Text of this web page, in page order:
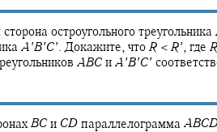
остроугольного треугольника
A′B′C′. Докажите, что R < R′, где R
ABC и A′B′C′
BC и CD параллелограмма ABC